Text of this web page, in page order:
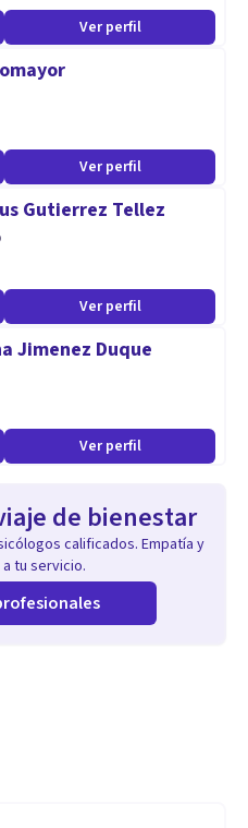
Ver perfil
Ver perfil
Gutierrez Tellez
Ver perfil
Jimenez Duque
Ver perfil
de bienestar
calificados. Empatía y
tu servicio.